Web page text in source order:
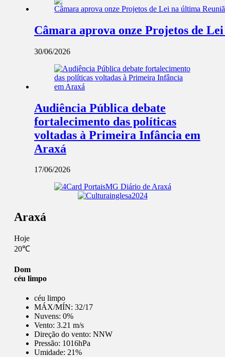
Câmara aprova onze Projetos de
30/06/2026
Audiência Pública debate
fortalecimento das políticas
voltadas à Primeira Infância em
Araxá
17/06/2026
Araxá
Hoje
20℃
Dom
céu limpo
céu limpo
MÁX/MÍN: 32/17
Nuvens: 0%
Vento: 3.21 m/s
Direção do vento: NNW
Pressão: 1016hPa
Umidade: 21%